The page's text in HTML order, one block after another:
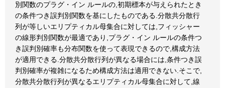
別関数のプラグ・イン ルールの,初期標本が与えられたとき
の条件つき誤判別関数を基にしたものである.分散共分散行
列が等しいエリプティカル母集合に対しては,フィッシャー
の線形判別関数が最適であり,プラグ・イン ルールの条件つ
き誤判別確率も分布関数を使って表現できるので,構成方法
が適用できる.分散共分散行列が異なる場合には,条件つき誤
判別確率が複雑になるため構成方法は適用できない.そこで,
分散共分散行列が異なるエリプティカル母集合に対して,線